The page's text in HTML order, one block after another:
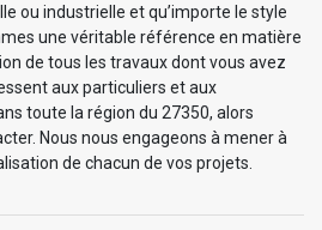
ou industrielle et qu’importe le style
une véritable référence en matière
de tous les travaux dont vous avez
aux particuliers et aux
toute la région du 27350, alors
Nous nous engageons à mener à
de chacun de vos projets.